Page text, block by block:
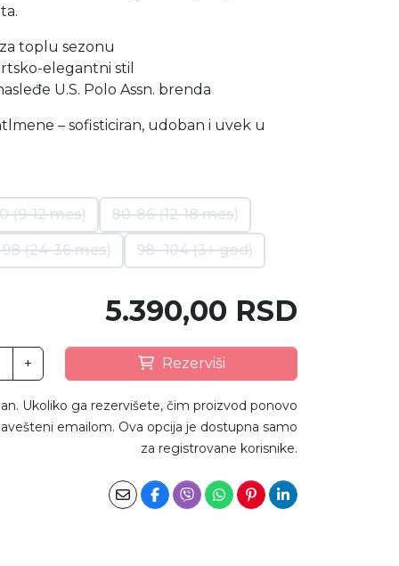
(9-12 mes) 80-86 (12-18 mes)
(24-36 mes) 98 -104 (3+ god)
toplu sezonu
elegantni stil
U.S. Polo Assn. brenda
– sofisticiran, udoban i uvek u
5.390,00 RSD
+ Rezerviši
Ukoliko ga rezervišete, čim proizvod ponovo
emailom. Ova opcija je dostupna samo
za registrovane korisnike.